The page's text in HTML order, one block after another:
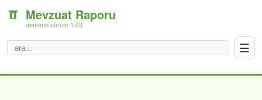
Mevzuat Raporu
deneme sürüm 1.03
☰